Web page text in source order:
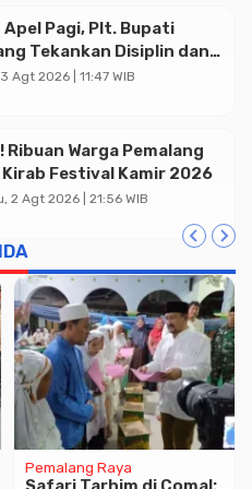
Apel Pagi, Plt. Bupati
Tekankan Disiplin dan
ASN untuk Pelayanan
Agt 2026 | 11:47 WIB
Ribuan Warga Pemalang
Festival Kamir 2026
2 Agt 2026 | 21:56 WIB
Pemalang Raya